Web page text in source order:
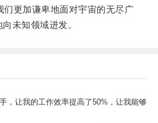
更加谦卑地面对宇宙的无尽广
未知领域进发。
，让我的工作效率提高了50%，让我能够